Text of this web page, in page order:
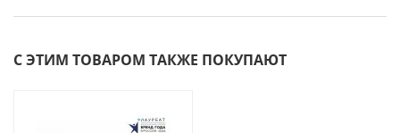
С ЭТИМ ТОВАРОМ ТАКЖЕ ПОКУПАЮТ